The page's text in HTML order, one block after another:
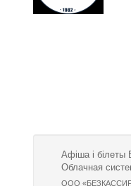
Афіша і білеты
Облачная
ООО «БЕЗКАССИРА